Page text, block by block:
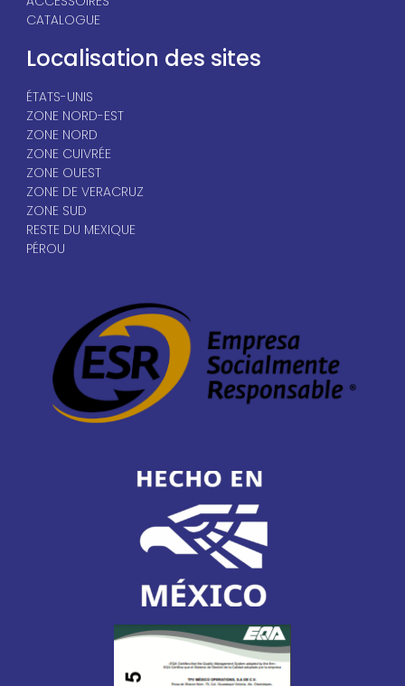
CATALOGUE
Localisation des sites
ÉTATS-UNIS
ZONE NORD-EST
ZONE NORD
ZONE CUIVRÉE
ZONE OUEST
ZONE DE VERACRUZ
ZONE SUD
RESTE DU MEXIQUE
PÉROU